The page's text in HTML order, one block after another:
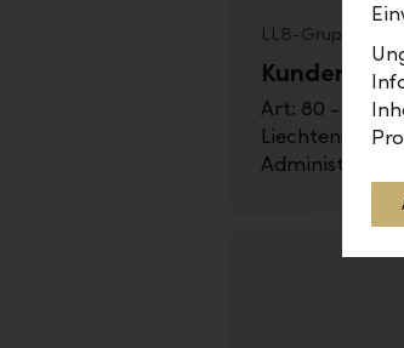
LLB-Gruppe
Art: 80 - 100%
Administration